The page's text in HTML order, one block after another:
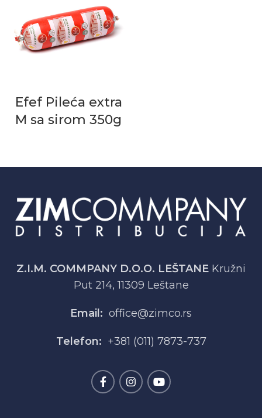
Efef Pileća extra
M sa sirom 350g
Z.I.M. COMMPANY D.O.O. LEŠTANE Kružni
Put 214, 11309 Leštane
Email: office@zimco.rs
Telefon: +381 (011) 7873-737